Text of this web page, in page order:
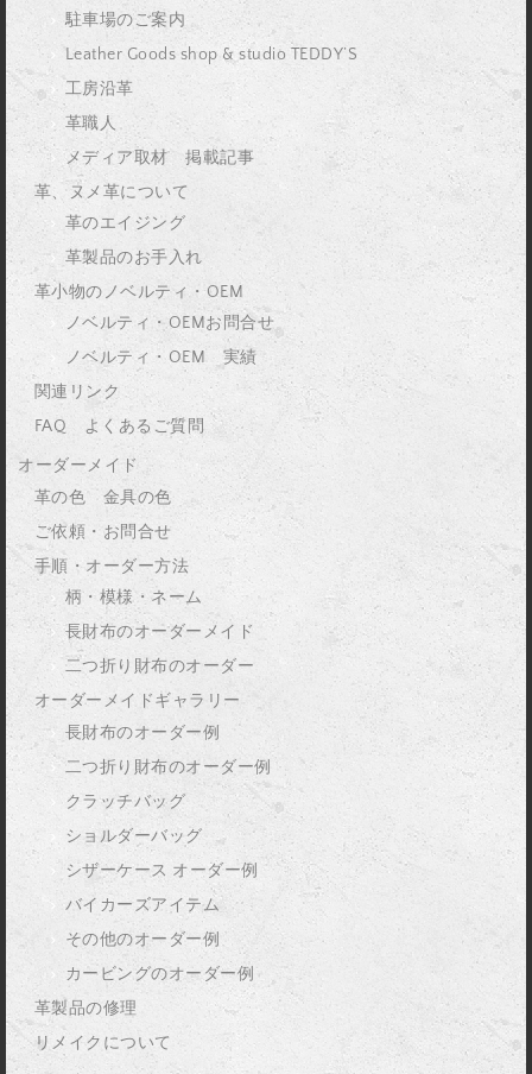
駐車場のご案内
Leather Goods shop & studio TEDDY’S
工房沿革
革職人
メディア取材 掲載記事
革、ヌメ革について
革のエイジング
革製品のお手入れ
革小物のノベルティ・OEM
ノベルティ・OEMお問合せ
ノベルティ・OEM 実績
関連リンク
FAQ よくあるご質問
オーダーメイド
革の色 金具の色
ご依頼・お問合せ
手順・オーダー方法
柄・模様・ネーム
長財布のオーダーメイド
二つ折り財布のオーダー
オーダーメイドギャラリー
長財布のオーダー例
二つ折り財布のオーダー例
クラッチバッグ
ショルダーバッグ
シザーケース オーダー例
バイカーズアイテム
その他のオーダー例
カービングのオーダー例
革製品の修理
リメイクについて